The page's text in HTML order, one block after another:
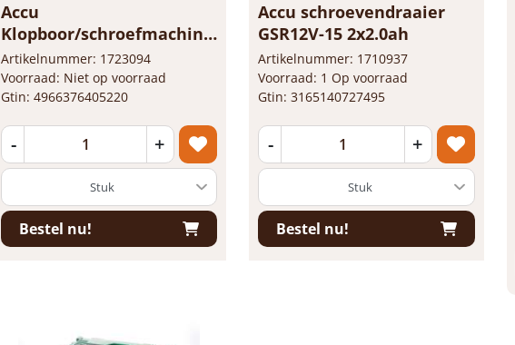
Accu
Klopboor/schroefmachine
DV18DCW2Z 1...
Artikelnummer: 1723094
Voorraad: Niet op voorraad
Gtin: 4966376405220
- +
Bestel nu!
Accu schroevendraaier
GSR12V-15 2x2.0ah
Artikelnummer: 1710937
Voorraad: 1 Op voorraad
Gtin: 3165140727495
- +
Bestel nu!